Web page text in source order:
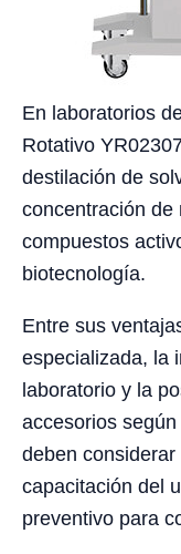
En laboratorios
Rotativo
destilación de
concentración de
compuestos
biotecnología.
Entre sus
especializada, la
laboratorio y la
accesorios
deben
capacitación del
preventivo para